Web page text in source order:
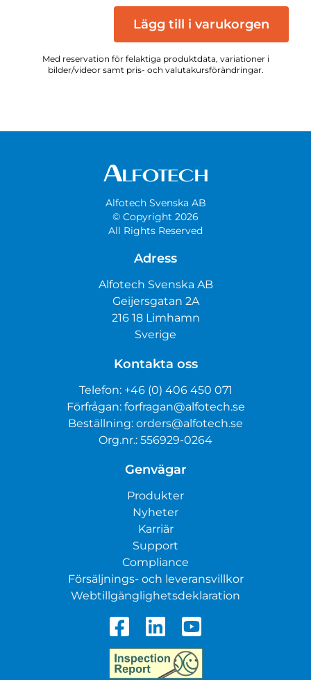
Lägg till i varukorgen
Med reservation för felaktiga produktdata, variationer i
bilder/videor samt pris- och valutakursförändringar.
Alfotech Svenska AB
© Copyright 2026
All Rights Reserved
Adress
Alfotech Svenska AB
Geijersgatan 2A
216 18 Limhamn
Sverige
Kontakta oss
Telefon: +46 (0) 406 450 071
Förfrågan: forfragan@alfotech.se
Beställning: orders@alfotech.se
Org.nr.: 556929-0264
Genvägar
Produkter
Nyheter
Karriär
Support
Compliance
Försäljnings- och leveransvillkor
Webtillgänglighetsdeklaration